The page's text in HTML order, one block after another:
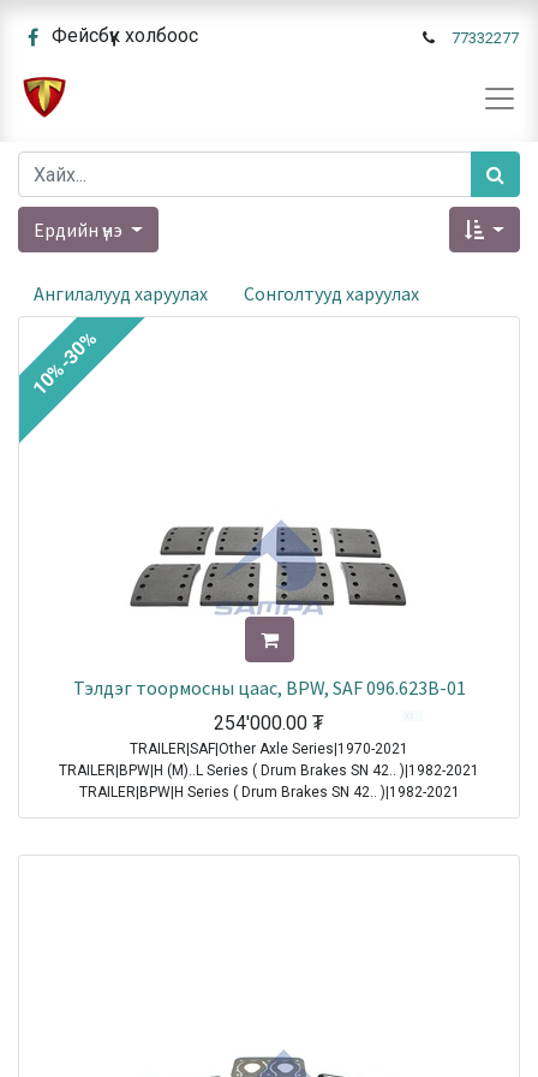
Фейсбүүк холбоос 77332277
Ердийн үнэ
Ангилалууд харуулах Сонголтууд харуулах
Тэлдэг тоормосны цаас, BPW, SAF 096.623B-01
254'000.00 ₮
TRAILER|SAF|Other Axle Series|1970-2021
TRAILER|BPW|H (M)..L Series ( Drum Brakes SN 42.. )|1982-2021
TRAILER|BPW|H Series ( Drum Brakes SN 42.. )|1982-2021
TRAILER|BPW|H..LL Series ( Drum Brakes SN 42.. )|1982-2021
Sale
10%-30%